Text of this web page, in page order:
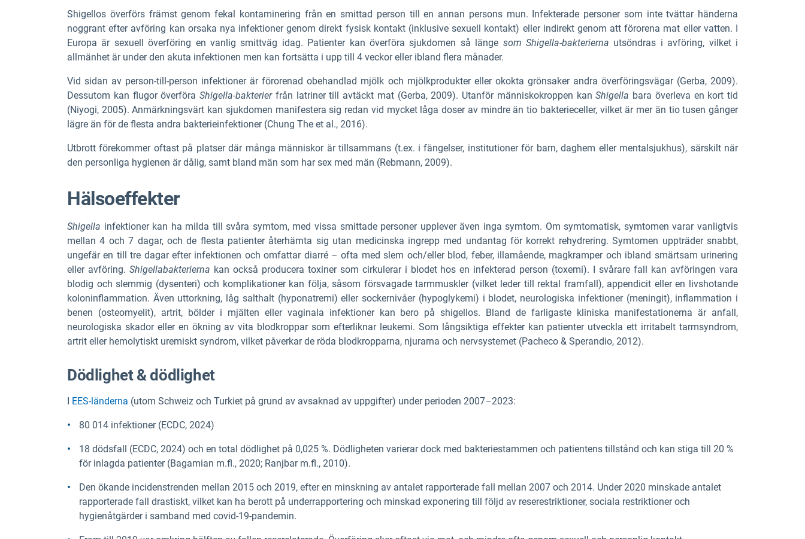
Shigellos överförs främst genom fekal kontaminering från en smittad person till en annan persons mun. Infekterade personer som inte tvättar händerna
noggrant efter avföring kan orsaka nya infektioner genom direkt fysisk kontakt (inklusive sexuell kontakt) eller indirekt genom att förorena mat eller vatten. I
Europa är sexuell överföring en vanlig smittväg idag. Patienter kan överföra sjukdomen så länge som Shigella-bakterierna utsöndras i avföring, vilket i
allmänhet är under den akuta infektionen men kan fortsätta i upp till 4 veckor eller ibland flera månader.
Vid sidan av person-till-person infektioner är förorenad obehandlad mjölk och mjölkprodukter eller okokta grönsaker andra överföringsvägar (Gerba, 2009).
Dessutom kan flugor överföra Shigella-bakterier från latriner till avtäckt mat (Gerba, 2009). Utanför människokroppen kanShigella bara överleva en kort tid
(Niyogi, 2005). Anmärkningsvärt kan sjukdomen manifestera sig redan vid mycket låga doser av mindre än tio bakterieceller, vilket är mer än tio tusen gånger
lägre än för de flesta andra bakterieinfektioner (Chung The et al., 2016).
Utbrott förekommer oftast på platser där många människor är tillsammans (t.ex. i fängelser, institutioner för barn, daghem eller mentalsjukhus), särskilt när
den personliga hygienen är dålig, samt bland män som har sex med män (Rebmann, 2009).
Hälsoeffekter
Shigella infektioner kan ha milda till svåra symtom, med vissa smittade personer upplever även inga symtom. Om symtomatisk, symtomen varar vanligtvis
mellan 4 och 7 dagar, och de flesta patienter återhämta sig utan medicinska ingrepp med undantag för korrekt rehydrering. Symtomen uppträder snabbt,
ungefär en till tre dagar efter infektionen och omfattar diarré – ofta med slem och/eller blod, feber, illamående, magkramper och ibland smärtsam urinering
eller avföring. Shigellabakterierna kan också producera toxiner som cirkulerar i blodet hos en infekterad person (toxemi). I svårare fall kan avföringen vara
blodig och slemmig (dysenteri) och komplikationer kan följa, såsom försvagade tarmmuskler (vilket leder till rektal framfall), appendicit eller en livshotande
koloninflammation. Även uttorkning, låg salthalt (hyponatremi) eller sockernivåer (hypoglykemi) i blodet, neurologiska infektioner (meningit), inflammation i
benen (osteomyelit), artrit, bölder i mjälten eller vaginala infektioner kan bero på shigellos. Bland de farligaste kliniska manifestationerna är anfall,
neurologiska skador eller en ökning av vita blodkroppar som efterliknar leukemi. Som långsiktiga effekter kan patienter utveckla ett irritabelt tarmsyndrom,
artrit eller hemolytiskt uremiskt syndrom, vilket påverkar de röda blodkropparna, njurarna och nervsystemet (Pacheco & Sperandio, 2012).
Dödlighet & dödlighet
I EES-länderna (utom Schweiz och Turkiet på grund av avsaknad av uppgifter) under perioden 2007–2023:
80 014 infektioner (ECDC, 2024)
18 dödsfall (ECDC, 2024) och en total dödlighet på 0,025 %. Dödligheten varierar dock med bakteriestammen och patientens tillstånd och kan stiga till 20 %
för inlagda patienter (Bagamian m.fl., 2020; Ranjbar m.fl., 2010).
Den ökande incidenstrenden mellan 2015 och 2019, efter en minskning av antalet rapporterade fall mellan 2007 och 2014. Under 2020 minskade antalet
rapporterade fall drastiskt, vilket kan ha berott på underrapportering och minskad exponering till följd av reserestriktioner, sociala restriktioner och
hygienåtgärder i samband med covid-19-pandemin.